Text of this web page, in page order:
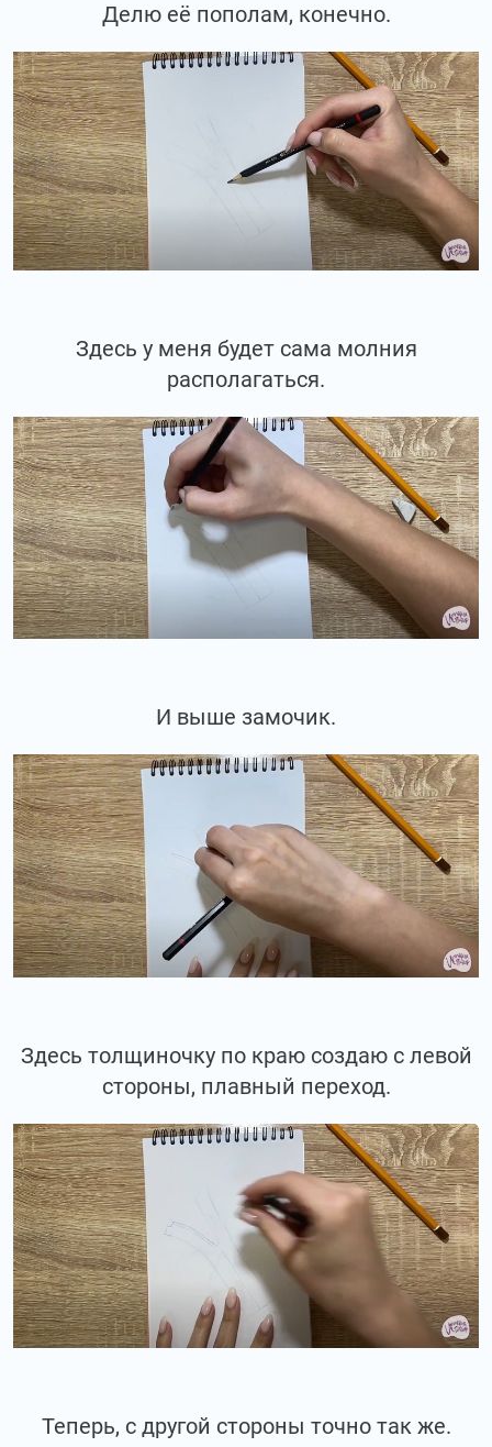
Делю её пополам, конечно.
Здесь у меня будет сама молния
располагаться.
И выше замочик.
Здесь толщиночку по краю создаю с левой
стороны, плавный переход.
Теперь, с другой стороны точно так же.